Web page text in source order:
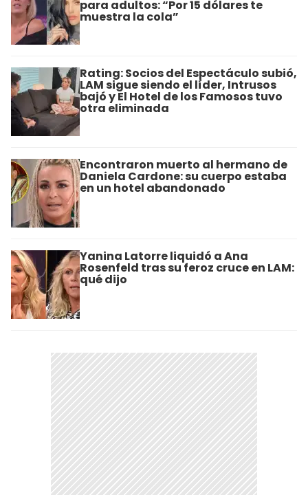
para adultos: “Por 15 dólares te
muestra la cola”
Rating: Socios del Espectáculo subió,
LAM sigue siendo el líder, Intrusos
bajó y El Hotel de los Famosos tuvo
otra eliminada
Encontraron muerto al hermano de
Daniela Cardone: su cuerpo estaba
en un hotel abandonado
Yanina Latorre liquidó a Ana
Rosenfeld tras su feroz cruce en LAM:
qué dijo